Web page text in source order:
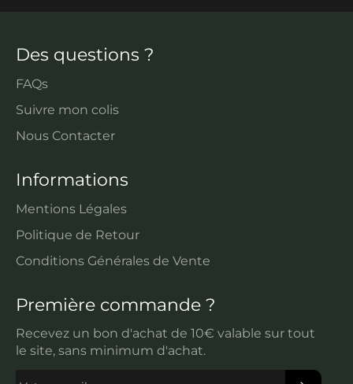
Des questions ?
FAQs
Suivre mon colis
Nous Contacter
Informations
Mentions Légales
Politique de Retour
Conditions Générales de Vente
Première commande ?
Recevez un bon d'achat de 10€ valable sur tout
le site, sans minimum d'achat.